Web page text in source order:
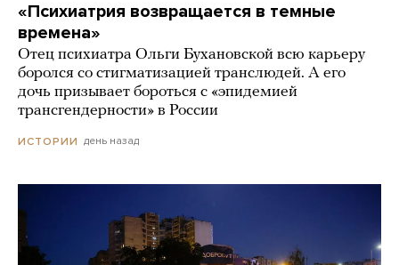
«Психиатрия возвращается в темные
времена»
Отец психиатра Ольги Бухановской всю карьеру
боролся со стигматизацией транслюдей. А его
дочь призывает бороться с «эпидемией
трансгендерности» в России
ИСТОРИИ день назад